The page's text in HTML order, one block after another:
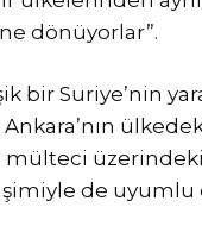
dönüyorlar”.
bir Suriye’nin
mülteci üzerindeki
de uyumlu